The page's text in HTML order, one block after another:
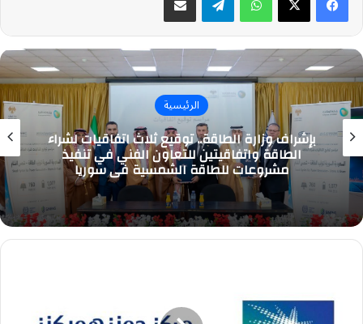
الرئيسية
بإشراف وزارة الطاقة.. توقيع ثلاث اتفاقيات لشراء
الطاقة واتفاقيتين للتعاون الفني في تنفيذ
مشروعات للطاقة الشمسية في سوريا
شاغرة